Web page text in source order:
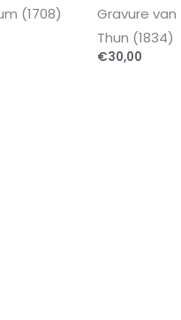
(1708)
Gravure
Thun (1834)
€30,00